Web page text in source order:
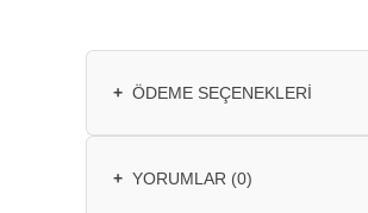
+ ÖDEME SEÇENEKLERI
+ YORUMLAR (0)